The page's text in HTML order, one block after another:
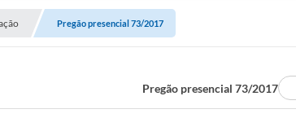
Pregão presencial 73/2017
Pregão presencial 73/2017